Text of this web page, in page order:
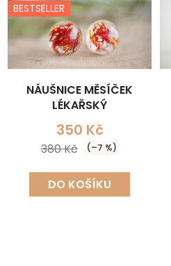
BESTSELLER
NÁUŠNICE MĚSÍČEK
LÉKAŘSKÝ
350 Kč
380 Kč (–7 %)
DO KOŠÍKU